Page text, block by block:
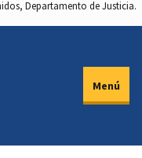
Departamento de Justicia.
Menú